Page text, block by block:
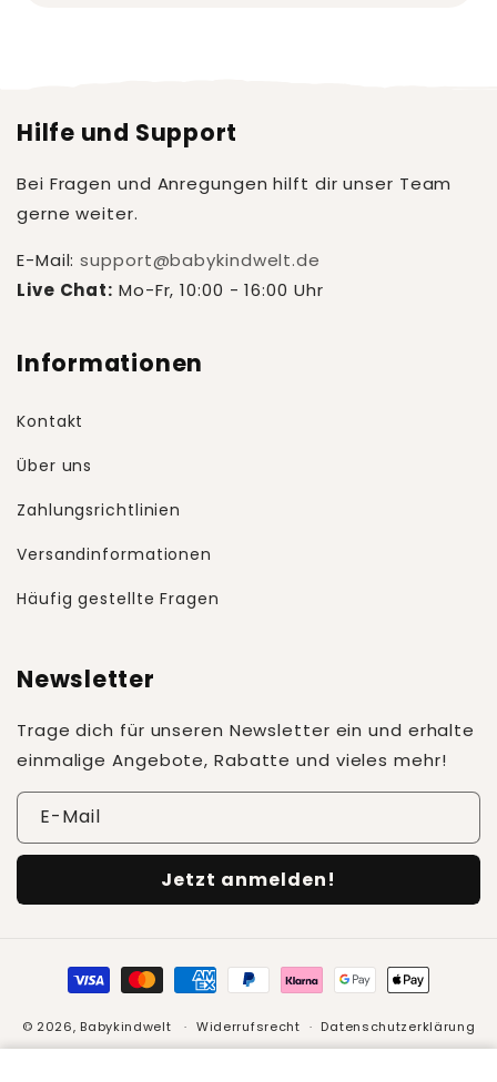
Hilfe und Support
Bei Fragen und Anregungen hilft dir unser Team
gerne weiter.
E-Mail:support@babykindwelt.de
Live Chat: Mo-Fr, 10:00 - 16:00 Uhr
Informationen
Kontakt
Über uns
Zahlungsrichtlinien
Versandinformationen
Häufig gestellte Fragen
Newsletter
Trage dich für unseren Newsletter ein und erhalte
einmalige Angebote, Rabatte und vieles mehr!
E-Mail
Jetzt anmelden!
Zahlungsmethoden
© 2026, Babykindwelt Widerrufsrecht
Datenschutzerklärung